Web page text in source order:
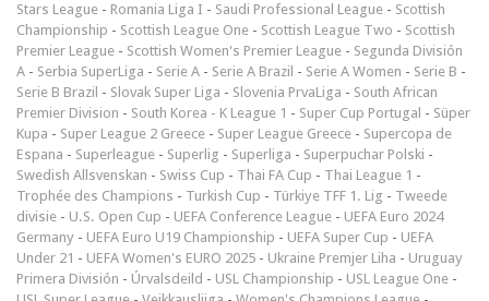
Stars League - Romania Liga I - Saudi Professional League - Scottish
Championship - Scottish League One - Scottish League Two - Scottish
Premier League - Scottish Women's Premier League - Segunda División
A - Serbia SuperLiga - Serie A - Serie A Brazil - Serie A Women - Serie B -
Serie B Brazil - Slovak Super Liga - Slovenia PrvaLiga - South African
Premier Division - South Korea - K League 1 - Super Cup Portugal - Süper
Kupa - Super League 2 Greece - Super League Greece - Supercopa de
Espana - Superleague - Superlig - Superliga - Superpuchar Polski -
Swedish Allsvenskan - Swiss Cup - Thai FA Cup - Thai League 1 -
Trophée des Champions - Turkish Cup - Türkiye TFF 1. Lig - Tweede
divisie - U.S. Open Cup - UEFA Conference League - UEFA Euro 2024
Germany - UEFA Euro U19 Championship - UEFA Super Cup - UEFA
Under 21 - UEFA Women's EURO 2025 - Ukraine Premjer Liha - Uruguay
Primera División - Úrvalsdeild - USL Championship - USL League One -